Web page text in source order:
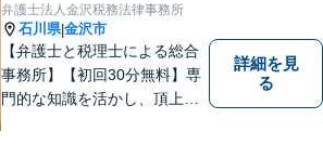
弁護士法人金沢税務法律事務所
石川県|金沢市
【弁護士と税理士による総合
事務所】【初回30分無料】専
門的な知識を活かし、頂上＝
詳細を見
る